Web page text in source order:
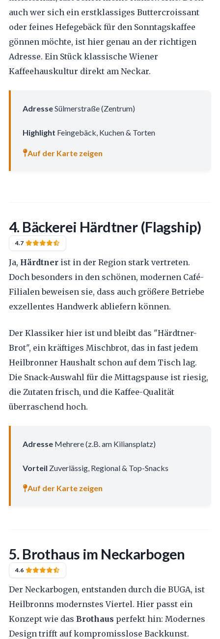
auch wer sich ein erstklassiges Buttercroissant
oder feines Hefegebäck für den Sonntagskaffee
gönnen möchte, ist hier genau an der richtigen
Adresse. Ein Stück klassische Wiener
Kaffeehauskultur direkt am Neckar.
AdresseSülmerstraße (Zentrum)
Highlight Feingebäck, Kuchen & Torten
Auf der Karte zeigen
4. Bäckerei Härdtner (Flagship)
4.7
Ja, Härdtnerist in der Region stark vertreten.
Doch besonders in den schönen, modernen Café-
Filialen beweisen sie, dass auch größere Betriebe
exzellentes Handwerk abliefern können.
Der Klassiker hier ist und bleibt das "Härdtner-
Brot", ein kräftiges Mischbrot, das in fast jedem
Heilbronner Haushalt schon auf dem Tisch lag.
Die Snack-Auswahl für die Mittagspause ist riesig,
die Zutaten frisch, und die Kaffee-Qualität
überraschend hoch.
AdresseMehrere (z.B. am Kiliansplatz)
Vorteil Zuverlässig, Regional & Top-Snacks
Auf der Karte zeigen
5. Brothaus im Neckarbogen
4.6
Der Neckarbogen, entstanden durch die BUGA, ist
Heilbronns modernstes Viertel. Hier passt ein
Konzept wie das Brothaus perfekt hin: Modernes
Design trifft auf kompromisslose Backkunst.